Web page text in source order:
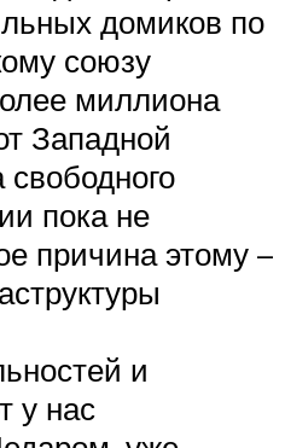
домиков по
союзу
миллиона
Западной
свободного
пока не
причина этому –
и
у нас